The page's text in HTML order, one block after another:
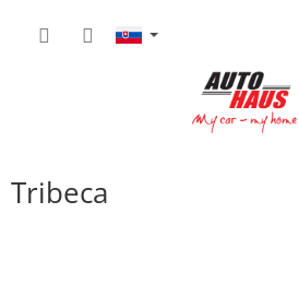
Tribeca